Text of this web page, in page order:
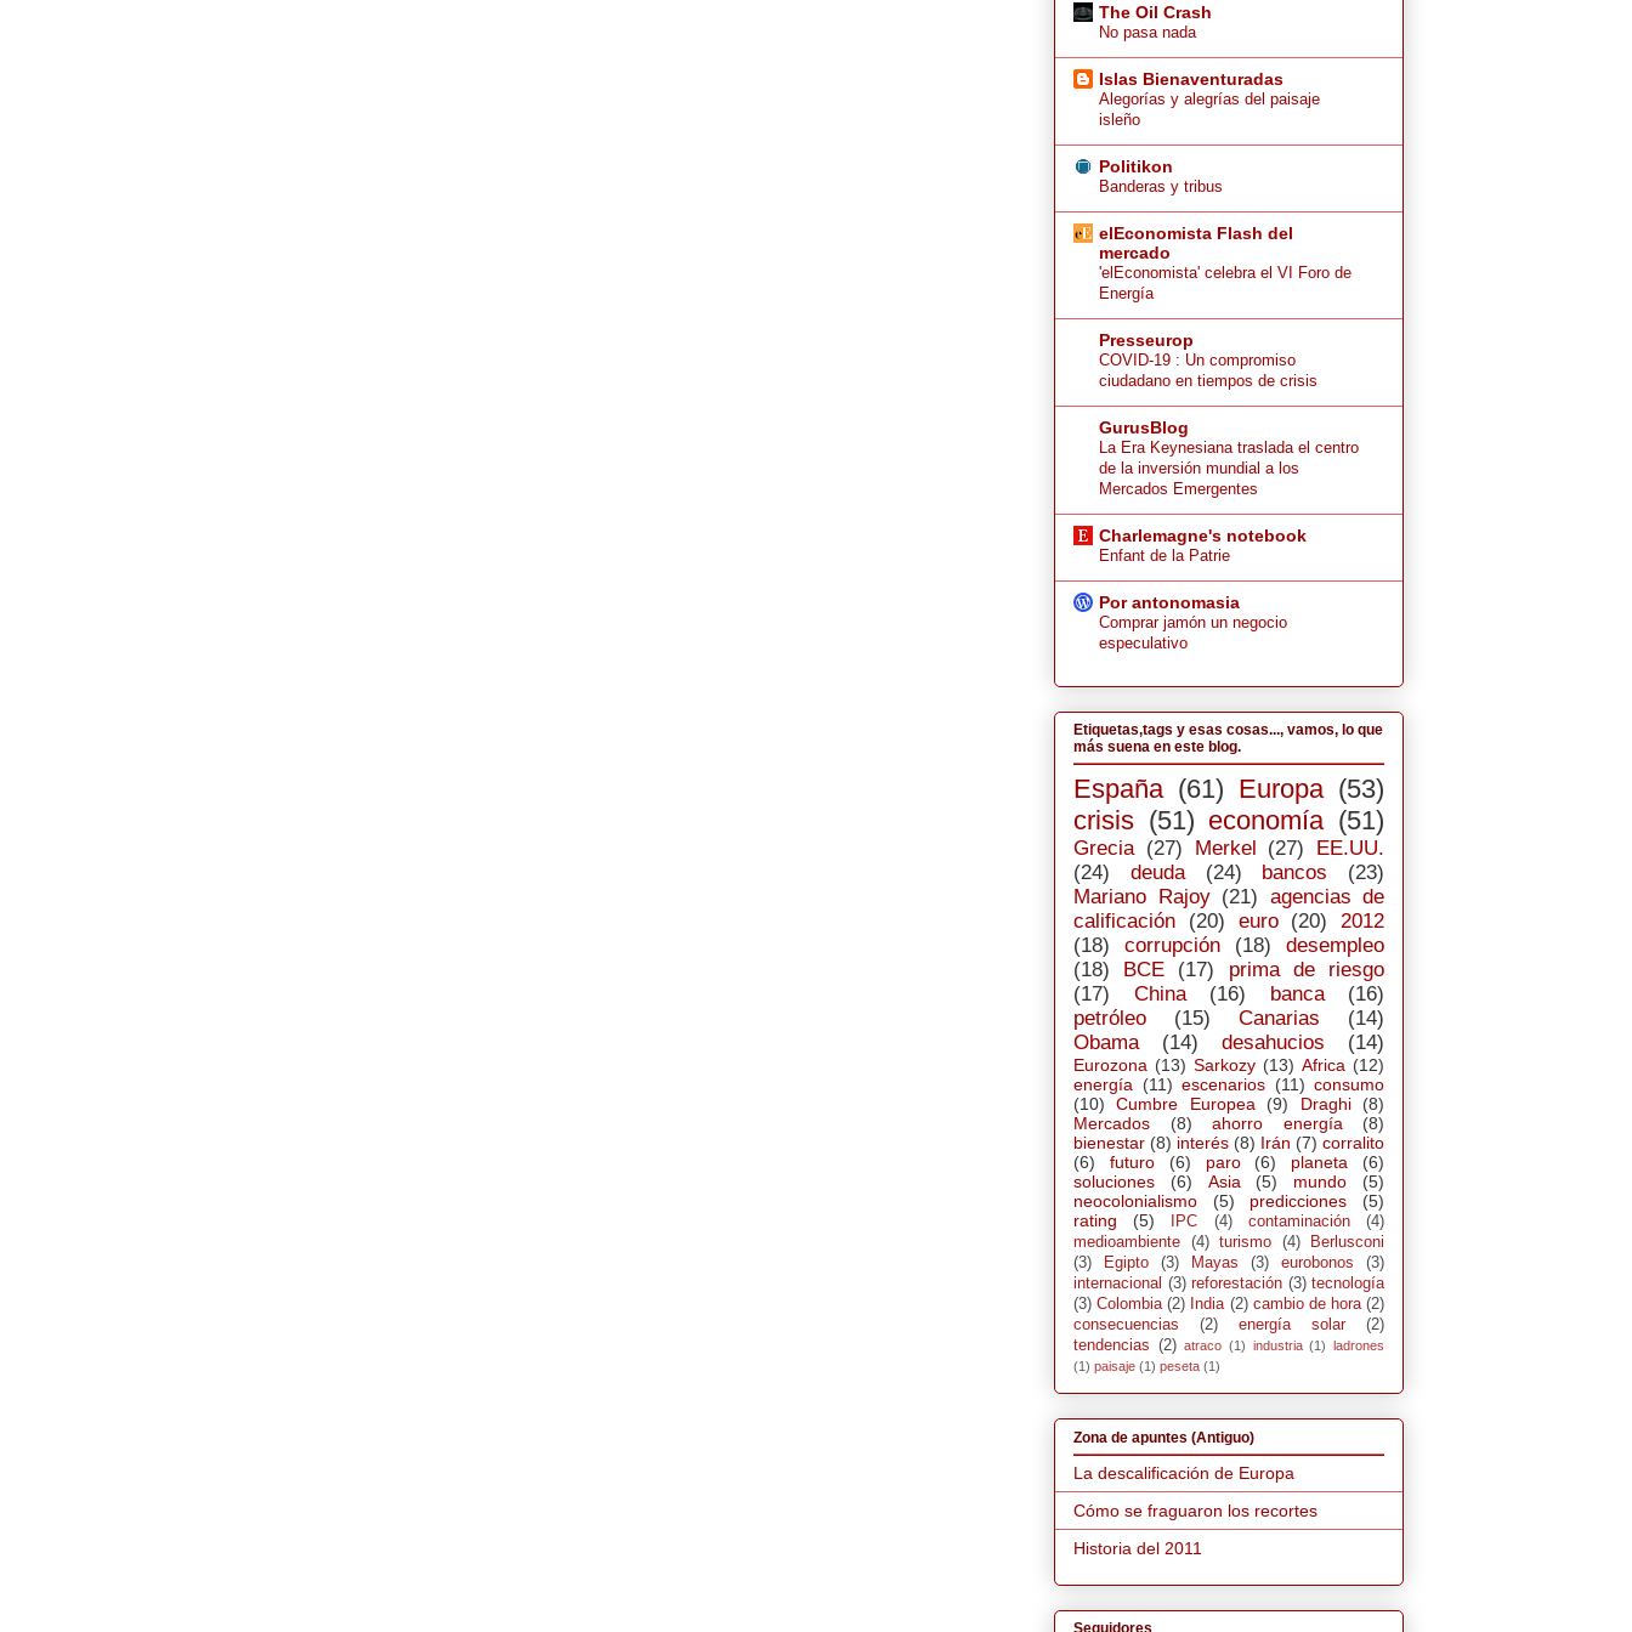
The Oil Crash
No pasa nada
Islas Bienaventuradas
Alegorías y alegrías del paisaje
isleño
Politikon
Banderas y tribus
elEconomista Flash del
mercado
'elEconomista' celebra el VI Foro de
Energía
Presseurop
COVID-19 : Un compromiso
ciudadano en tiempos de crisis
GurusBlog
La Era Keynesiana traslada el centro
de la inversión mundial a los
Mercados Emergentes
Charlemagne's notebook
Enfant de la Patrie
Por antonomasia
Comprar jamón un negocio
especulativo
Etiquetas,tags y esas cosas..., vamos, lo que
más suena en este blog.
España (61) Europa (53)
crisis (51) economía (51)
Grecia (27) Merkel (27)
EE.UU.
(24)
deuda (24) bancos
(23)
Mariano Rajoy (21) agencias de
calificación
(20) euro (20)
2012
(18)
corrupción (18)
desempleo
(18)
BCE (17)
prima de riesgo
(17)
China (16) banca
(16)
petróleo
(15) Canarias
(14)
Obama
(14) desahucios (14)
Eurozona (13) Sarkozy (13) Africa (12)
energía (11) escenarios (11) consumo
(10)
Cumbre Europea (9) Draghi
(8)
Mercados
(8) ahorro energía
(8)
bienestar (8) interés (8) Irán (7) corralito
(6)
futuro (6) paro (6) planeta
(6)
soluciones
(6) Asia (5) mundo
(5)
neocolonialismo
(5) predicciones
(5)
rating
(5) IPC (4) contaminación
(4)
medioambiente
(4) turismo (4)
Berlusconi
(3)
Egipto (3) Mayas (3) eurobonos
(3)
internacional (3) reforestación (3) tecnología
(3) Colombia (2) India (2) cambio de hora (2)
consecuencias
(2) energía solar
(2)
tendencias (2) atraco (1) industria (1)
ladrones
(1) paisaje (1) peseta (1)
Zona de apuntes (Antiguo)
La descalificación de Europa
Cómo se fraguaron los recortes
Historia del 2011
Seguidores